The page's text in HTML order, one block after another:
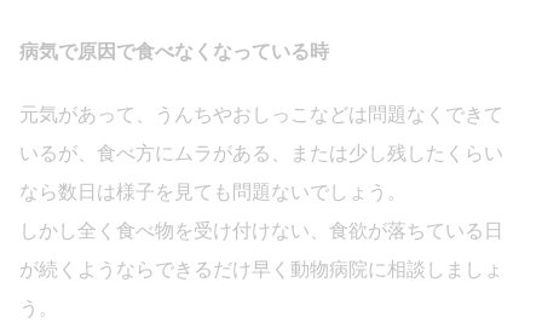
病気で原因で食べなくなっている時
元気があって、うんちやおしっこなどは問題なくできて
いるが、食べ方にムラがある、または少し残したくらい
なら数日は様子を見ても問題ないでしょう。
しかし全く食べ物を受け付けない、食欲が落ちている日
が続くようならできるだけ早く動物病院に相談しましょ
う。